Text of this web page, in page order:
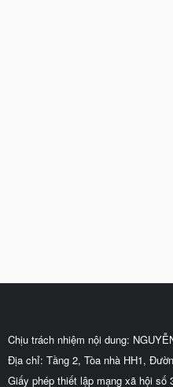
Chịu trách nhiệm nội dung:
Địa chỉ: Tầng 2, Tòa nhà HH1,
Giấy phép thiết lập mạng xã hội số